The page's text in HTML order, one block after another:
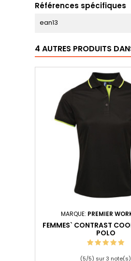
Références spécifiques
ean13
4 AUTRES PRODUITS
MARQUE: PREMIER
FEMMES` CONTRAST
POLO
(5/5) sur3 note(s)